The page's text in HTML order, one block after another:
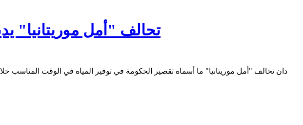
تحالف "أمل موريتانيا"
دان تحالف "أمل موريتانيا" ما أسماه تقصير الحكومة في توفير المياه في الوقت